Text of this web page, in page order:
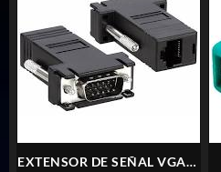
$28,05.$17,91.
EXTENSOR DE SEÑAL VGA X